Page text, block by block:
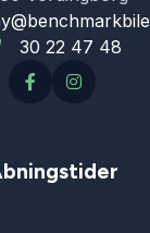
30 22 47 48